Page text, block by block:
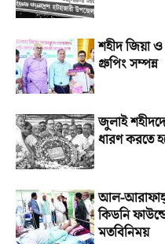
শহীদ জিয়া
গ্রুপিং সম্পন্ন
জুলাই
ধারণ করতে
আল-আরাফাহ্‌
কিডনি
মতবিনিময়